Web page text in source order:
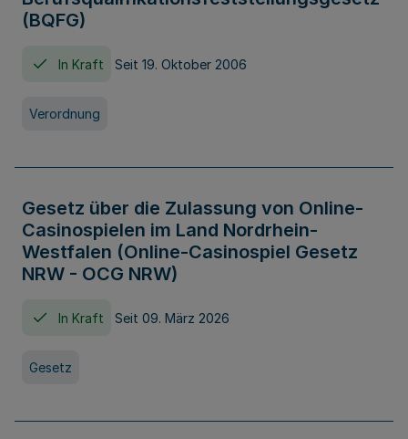
(BQFG)
In Kraft Seit 19. Oktober 2006
Verordnung
Gesetz über die Zulassung von Online-
Casinospielen im Land Nordrhein-
Westfalen (Online-Casinospiel Gesetz
NRW - OCG NRW)
In Kraft Seit 09. März 2026
Gesetz